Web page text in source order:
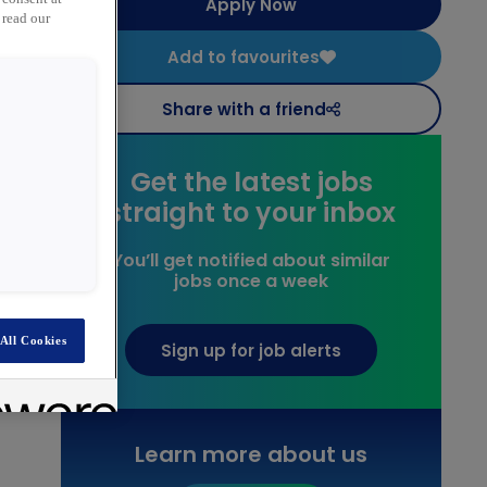
Add to favourites
Share with a friend
Get the latest jobs
straight to your inbox
You’ll get notified about similar
jobs once a week
Sign up for job alerts
Learn more about us
our
Cookies